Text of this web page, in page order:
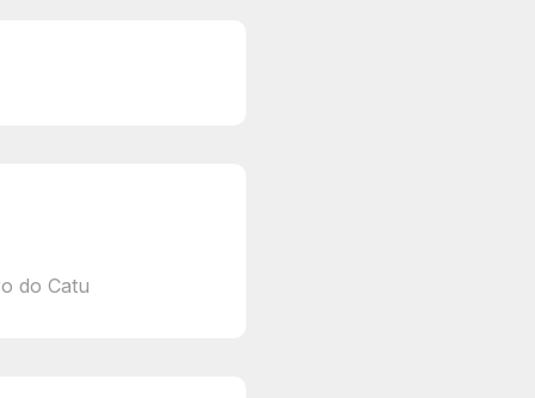
do Catu